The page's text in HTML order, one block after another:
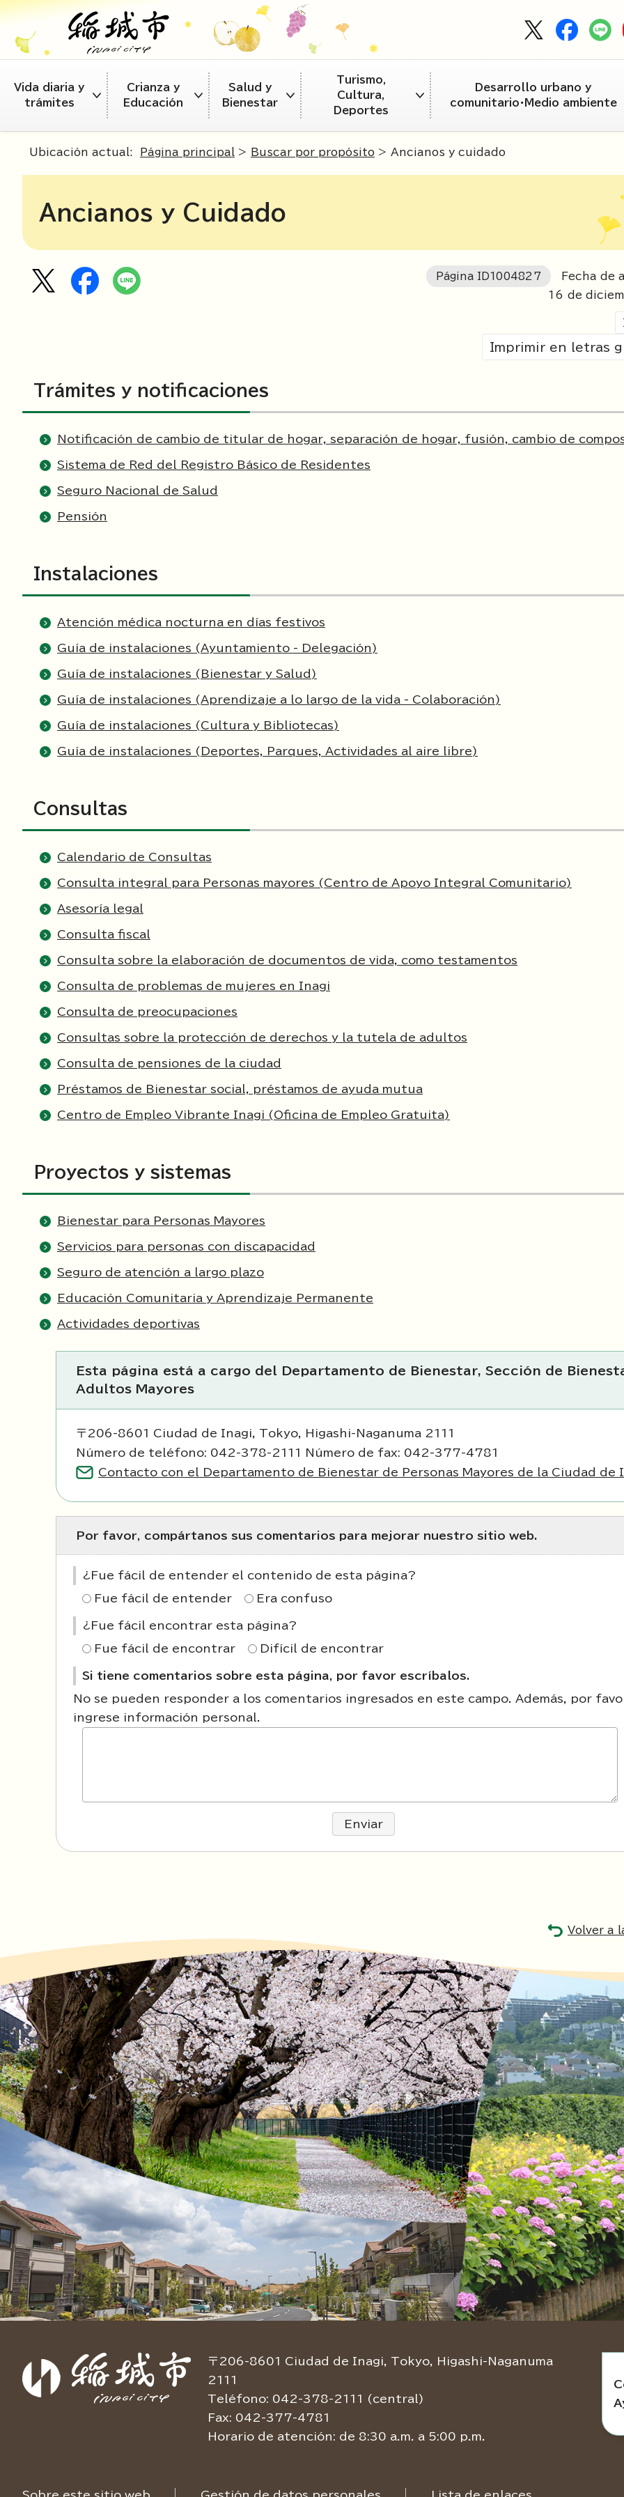
Vida diaria y
trámites
Crianza y
Educación
Salud y
Bienestar
Turismo,
Cultura,
Deportes
Desarrollo urbano y
comunitario・Medio ambiente
Ubicación actual: Página principal > Buscar por propósito > Ancianos y cuidado
Ancianos y Cuidado
Página ID1004827
Fecha de
16 de
Imprimir en letras
Trámites y notificaciones
Notificación de cambio de titular de hogar, separación de hogar, fusión, cambio de
Sistema de Red del Registro Básico de Residentes
Seguro Nacional de Salud
Pensión
Instalaciones
Atención médica nocturna en días festivos
Guía de instalaciones (Ayuntamiento - Delegación)
Guía de instalaciones (Bienestar y Salud)
Guía de instalaciones (Aprendizaje a lo largo de la vida - Colaboración)
Guía de instalaciones (Cultura y Bibliotecas)
Guía de instalaciones (Deportes, Parques, Actividades al aire libre)
Consultas
Calendario de Consultas
Consulta integral para Personas mayores (Centro de Apoyo Integral Comunitario)
Asesoría legal
Consulta fiscal
Consulta sobre la elaboración de documentos de vida, como testamentos
Consulta de problemas de mujeres en Inagi
Consulta de preocupaciones
Consultas sobre la protección de derechos y la tutela de adultos
Consulta de pensiones de la ciudad
Préstamos de Bienestar social, préstamos de ayuda mutua
Centro de Empleo Vibrante Inagi (Oficina de Empleo Gratuita)
Proyectos y sistemas
Bienestar para Personas Mayores
Servicios para personas con discapacidad
Seguro de atención a largo plazo
Educación Comunitaria y Aprendizaje Permanente
Actividades deportivas
Esta página está a cargo del Departamento de Bienestar, Sección de
Adultos Mayores
〒206-8601 Ciudad de Inagi, Tokyo, Higashi-Naganuma 2111
Número de teléfono: 042-378-2111 Número de fax: 042-377-4781
Contacto con el Departamento de Bienestar de Personas Mayores de la Ciudad de
Por favor, compártanos sus comentarios para mejorar nuestro sitio web.
¿Fue fácil de entender el contenido de esta página?
Fue fácil de entender Era confuso
¿Fue fácil encontrar esta página?
Fue fácil de encontrar Difícil de encontrar
Si tiene comentarios sobre esta página, por favor escríbalos.
No se pueden responder a los comentarios ingresados en este campo. Además, por
ingrese información personal.
Enviar
Volver a
〒206-8601 Ciudad de Inagi, Tokyo, Higashi-Naganuma
2111
Teléfono: 042-378-2111 (central)
Fax: 042-377-4781
Horario de atención: de 8:30 a.m. a 5:00 p.m.
Sobre este sitio web Gestión de datos personales Lista de enlaces